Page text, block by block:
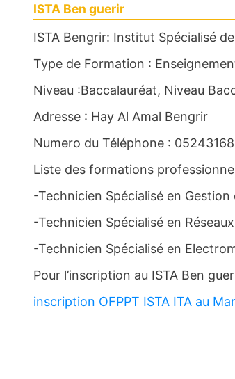
ISTA Ben guerir
ISTA Bengrir: Institut Spécialisé
Type de Formation :
Niveau :Baccalauréat, Niveau
Adresse : Hay Al Amal Bengrir
Numero du Téléphone :
Liste des formations
-Technicien Spécialisé en
-Technicien Spécialisé en
-Technicien Spécialisé en
Pour l’inscription au ISTA Ben
inscription OFPPT ISTA ITA au